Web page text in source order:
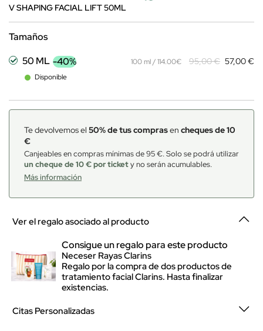
V SHAPING FACIAL LIFT 50ML
Tamaños
50 ML -40%
Disponible
100 ml / 114.00€ 95,00 € 57,00 €
Te devolvemos el 50% de tus comprasen cheques de 10
€
Canjeables en compras mínimas de 95 €. Solo se podrá utilizar
un cheque de 10 € por tickety no serán acumulables.
Más información
Ver el regalo asociado al producto
Consigue un regalo para este producto
Neceser Rayas Clarins
Regalo por la compra de dos productos de
tratamiento facial Clarins. Hasta finalizar
existencias.
Citas Personalizadas